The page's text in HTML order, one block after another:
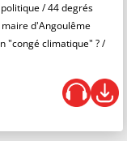
/ 44 degrés
d'Angoulême
"congé climatique" ? /